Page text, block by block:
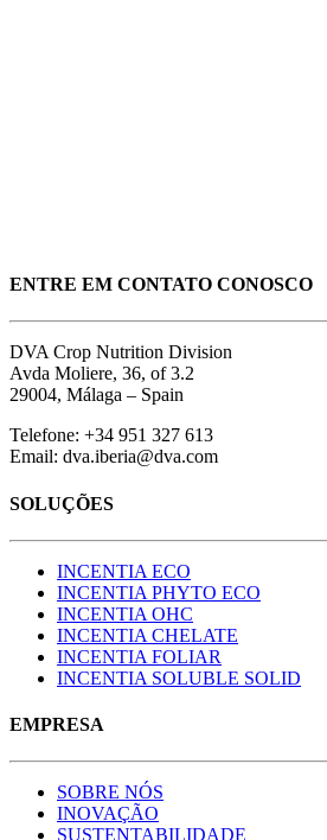
ENTRE EM CONTATO CONOSCO
DVA Crop Nutrition Division
Avda Moliere, 36, of 3.2
29004, Málaga – Spain
Telefone: +34 951 327 613
Email: dva.iberia@dva.com
SOLUÇÕES
INCENTIA ECO
INCENTIA PHYTO ECO
INCENTIA OHC
INCENTIA CHELATE
INCENTIA FOLIAR
INCENTIA SOLUBLE SOLID
EMPRESA
SOBRE NÓS
INOVAÇÃO
SUSTENTABILIDADE